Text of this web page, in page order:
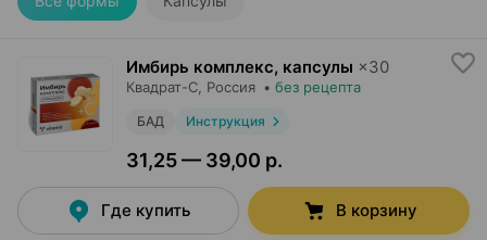
Имбирь комплекс, капсулы ×30
Квадрат-С , Россия • без рецепта
БАД Инструкция
31,25 — 39,00 р.
Где купить В корзину